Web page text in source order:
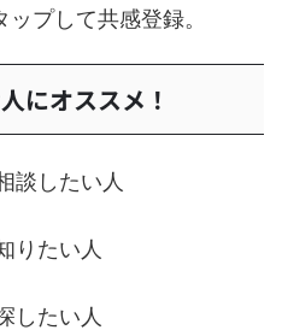
プして共感登録。
にオススメ！
談したい人
りたい人
したい人